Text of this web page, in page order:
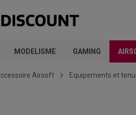
MODELISME GAMING
Airsoft Equipements et